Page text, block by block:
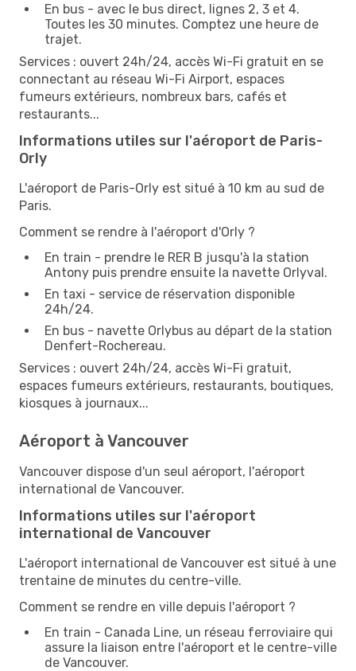
En bus - avec le bus direct, lignes 2, 3 et 4.
Toutes les 30 minutes. Comptez une heure de
trajet.
Services : ouvert 24h/24, accès Wi-Fi gratuit en se
connectant au réseau Wi-Fi Airport, espaces
fumeurs extérieurs, nombreux bars, cafés et
restaurants...
Informations utiles sur l'aéroport de Paris-
Orly
L'aéroport de Paris-Orly est situé à 10 km au sud de
Paris.
Comment se rendre à l'aéroport d'Orly ?
En train - prendre le RER B jusqu'à la station
Antony puis prendre ensuite la navette Orlyval.
En taxi - service de réservation disponible
24h/24.
En bus - navette Orlybus au départ de la station
Denfert-Rochereau.
Services : ouvert 24h/24, accès Wi-Fi gratuit,
espaces fumeurs extérieurs, restaurants, boutiques,
kiosques à journaux...
Aéroport à Vancouver
Vancouver dispose d'un seul aéroport, l'aéroport
international de Vancouver.
Informations utiles sur l'aéroport
international de Vancouver
L'aéroport international de Vancouver est situé à une
trentaine de minutes du centre-ville.
Comment se rendre en ville depuis l'aéroport ?
En train - Canada Line, un réseau ferroviaire qui
assure la liaison entre l'aéroport et le centre-ville
de Vancouver.